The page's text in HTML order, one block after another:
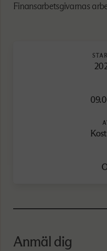
Finansarbetsgivarnas
Anmäl dig